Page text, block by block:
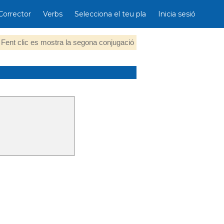
Verbs Selecciona el teu pla Inicia sesió
Fent clic es mostra la segona conjugació